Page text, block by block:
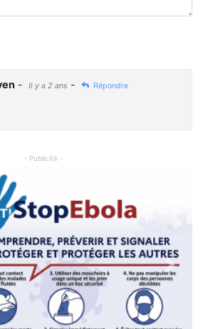
- Il y a 2 ans - Répondre
- Publicité -
Next